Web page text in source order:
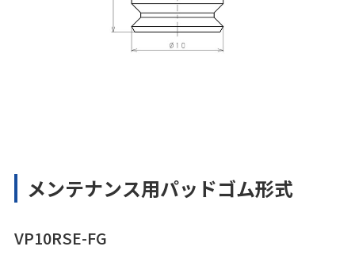
メンテナンス用パッドゴム形式
VP10RSE-FG